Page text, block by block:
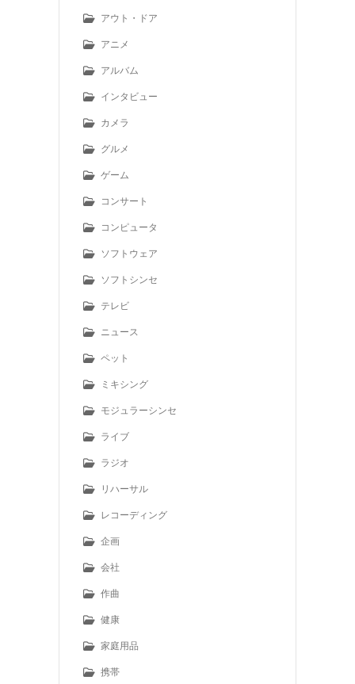
アウト・ドア
アニメ
アルバム
インタビュー
カメラ
グルメ
ゲーム
コンサート
コンピュータ
ソフトウェア
ソフトシンセ
テレビ
ニュース
ペット
ミキシング
モジュラーシンセ
ライブ
ラジオ
リハーサル
レコーディング
企画
会社
作曲
健康
家庭用品
携帯